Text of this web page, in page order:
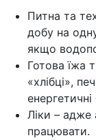
Питна та
добу на
якщо
Готова їжа
«хлібці»,
Ліки –
працювати.